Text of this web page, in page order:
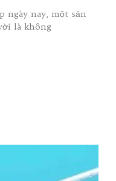
ngày nay, một sản
là không